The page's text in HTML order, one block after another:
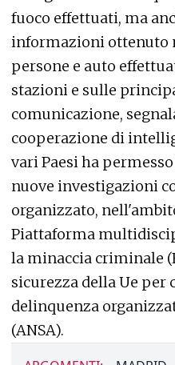
fuoco effettuati, ma
informazioni ottenuto
persone e auto
stazioni e sulle
comunicazione,
cooperazione di
vari Paesi ha
nuove investigazioni
organizzato,
Piattaforma
la minaccia criminale
sicurezza della Ue per
delinquenza
(ANSA).